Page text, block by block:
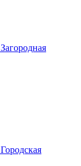
Загородная
Городская